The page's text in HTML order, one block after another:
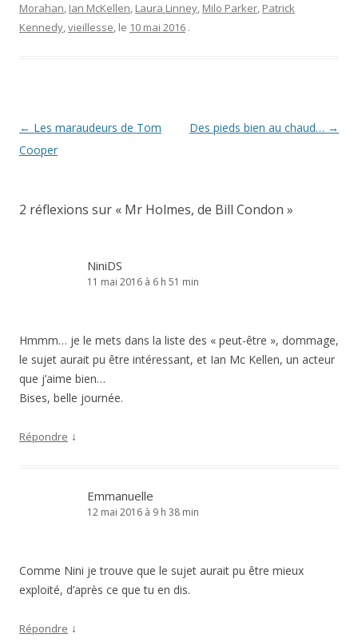
Morahan, Ian McKellen, Laura Linney, Milo Parker, Patrick
Kennedy,vieillesse, le 10 mai 2016 .
Navigation
des
← Les maraudeurs de Tom
Cooper
Des pieds bien au chaud… →
2 réflexions sur « Mr Holmes, de Bill Condon »
NiniDS
11 mai 2016 à 6 h 51 min
Hmmm… je le mets dans la liste des « peut-être », dommage,
le sujet aurait pu être intéressant, et Ian Mc Kellen, un acteur
que j’aime bien…
Bises, belle journée.
Répondre ↓
Emmanuelle
12 mai 2016 à 9 h 38 min
Comme Nini je trouve que le sujet aurait pu être mieux
exploité, d’après ce que tu en dis.
Répondre ↓